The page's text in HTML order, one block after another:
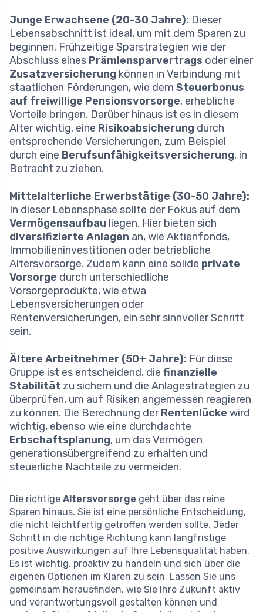
Junge Erwachsene (20-30 Jahre): Dieser
Lebensabschnitt ist ideal, um mit dem Sparen zu
beginnen. Frühzeitige Sparstrategien wie der
Abschluss eines Prämiensparvertrags oder einer
Zusatzversicherung können in Verbindung mit
staatlichen Förderungen, wie dem Steuerbonus
auf freiwillige Pensionsvorsorge, erhebliche
Vorteile bringen. Darüber hinaus ist es in diesem
Alter wichtig, eine Risikoabsicherung durch
entsprechende Versicherungen, zum Beispiel
durch eine Berufsunfähigkeitsversicherung, in
Betracht zu ziehen.
Mittelalterliche Erwerbstätige (30-50 Jahre):
In dieser Lebensphase sollte der Fokus auf dem
Vermögensaufbau liegen. Hier bieten sich
diversifizierte Anlagen an, wie Aktienfonds,
Immobilieninvestitionen oder betriebliche
Altersvorsorge. Zudem kann eine solide private
Vorsorge durch unterschiedliche
Vorsorgeprodukte, wie etwa
Lebensversicherungen oder
Rentenversicherungen, ein sehr sinnvoller Schritt
sein.
Ältere Arbeitnehmer (50+ Jahre): Für diese
Gruppe ist es entscheidend, die finanzielle
Stabilität zu sichern und die Anlagestrategien zu
überprüfen, um auf Risiken angemessen reagieren
zu können. Die Berechnung derRentenlücke wird
wichtig, ebenso wie eine durchdachte
Erbschaftsplanung, um das Vermögen
generationsübergreifend zu erhalten und
steuerliche Nachteile zu vermeiden.
Die richtige Altersvorsorge geht über das reine
Sparen hinaus. Sie ist eine persönliche Entscheidung,
die nicht leichtfertig getroffen werden sollte. Jeder
Schritt in die richtige Richtung kann langfristige
positive Auswirkungen auf Ihre Lebensqualität haben.
Es ist wichtig, proaktiv zu handeln und sich über die
eigenen Optionen im Klaren zu sein. Lassen Sie uns
gemeinsam herausfinden, wie Sie Ihre Zukunft aktiv
und verantwortungsvoll gestalten können und